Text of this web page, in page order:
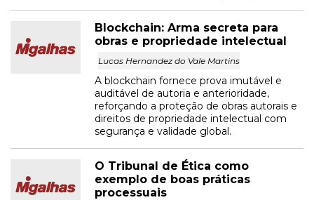
Blockchain: Arma secreta para
obras e propriedade intelectual
Lucas Hernandez do Vale Martins
A blockchain fornece prova imutável e
auditável de autoria e anterioridade,
reforçando a proteção de obras autorais e
direitos de propriedade intelectual com
segurança e validade global.
O Tribunal de Ética como
exemplo de boas práticas
processuais